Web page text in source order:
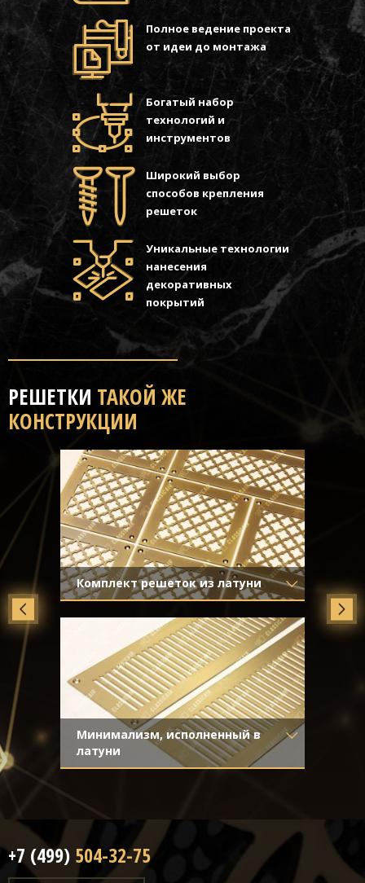
Полное ведение проекта
от идеи до монтажа
Богатый набор
технологий и
инструментов
Широкий выбор
способов крепления
решеток
Уникальные технологии
нанесения
декоративных
покрытий
РЕШЕТКИ ТАКОЙ ЖЕ
КОНСТРУКЦИИ
Комплект решеток из латуни
Материал- Латунь
Отделка- Старение с эффектом
затёртости
Минимализм, исполненный в
латуни
Материал- Латунь
+7 (499) 504-32-75